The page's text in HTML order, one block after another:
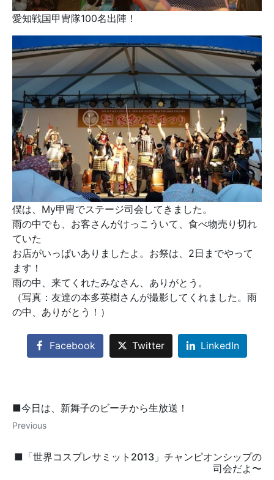
愛知戦国甲冑隊100名出陣！
僕は、My甲冑でステージ司会してきました。
雨の中でも、お客さんがけっこういて、食べ物売り切れ
ていた
お店がいっぱいありましたよ。お祭は、2日までやって
ます！
雨の中、来てくれたみなさん、ありがとう。
（写真：友達の本多英樹さんが撮影してくれました。雨
の中、ありがとう！）
Facebook Twitter LinkedIn
■今日は、新舞子のビーチから生放送！
Previous
■「世界コスプレサミット2013」チャンピオンシップの
司会だよ〜